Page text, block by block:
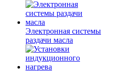
Электронная системы
раздачи масла